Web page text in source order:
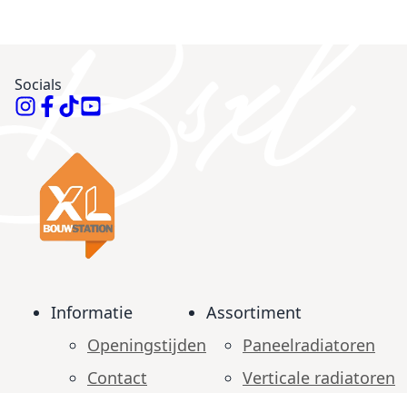
Socials
Informatie
Openingstijden
Contact
Assortiment
Paneelradiatoren
Verticale radiatoren